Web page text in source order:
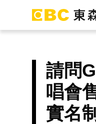
請問
唱會
實名